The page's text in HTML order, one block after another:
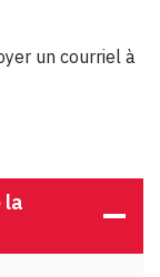
un courriel à
la